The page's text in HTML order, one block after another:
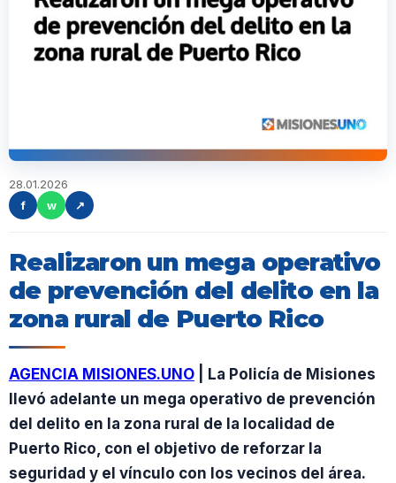
28.01.2026
f
w ↗
Realizaron un mega operativo
de prevención del delito en la
zona rural de Puerto Rico
AGENCIA MISIONES.UNO | La Policía de Misiones
llevó adelante un mega operativo de prevención
del delito en la zona rural de la localidad de
Puerto Rico, con el objetivo de reforzar la
seguridad y el vínculo con los vecinos del área.